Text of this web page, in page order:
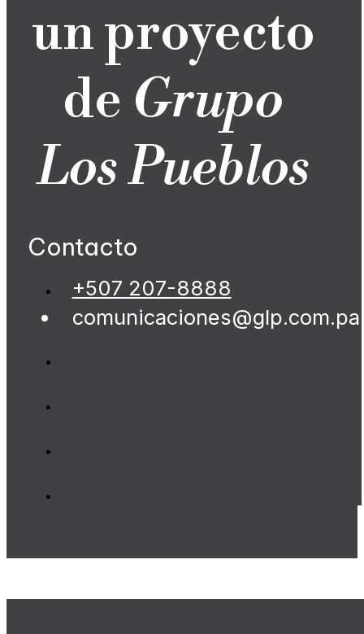
un proyecto
de Grupo
Los Pueblos
Contacto
+507 207-8888
comunicaciones@glp.com.pa